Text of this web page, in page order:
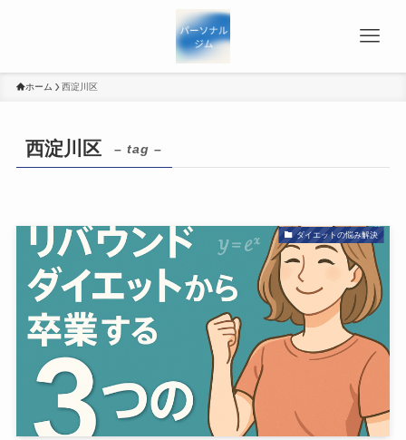
ホーム 西淀川区
西淀川区 – tag –
ダイエットの悩み解決